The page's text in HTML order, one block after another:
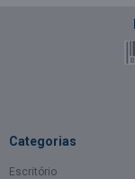
Categorias
Escritório